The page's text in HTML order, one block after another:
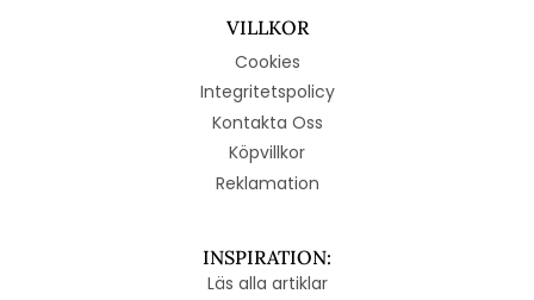
VILLKOR
Cookies
Integritetspolicy
Kontakta Oss
Köpvillkor
Reklamation
INSPIRATION:
Läs alla artiklar